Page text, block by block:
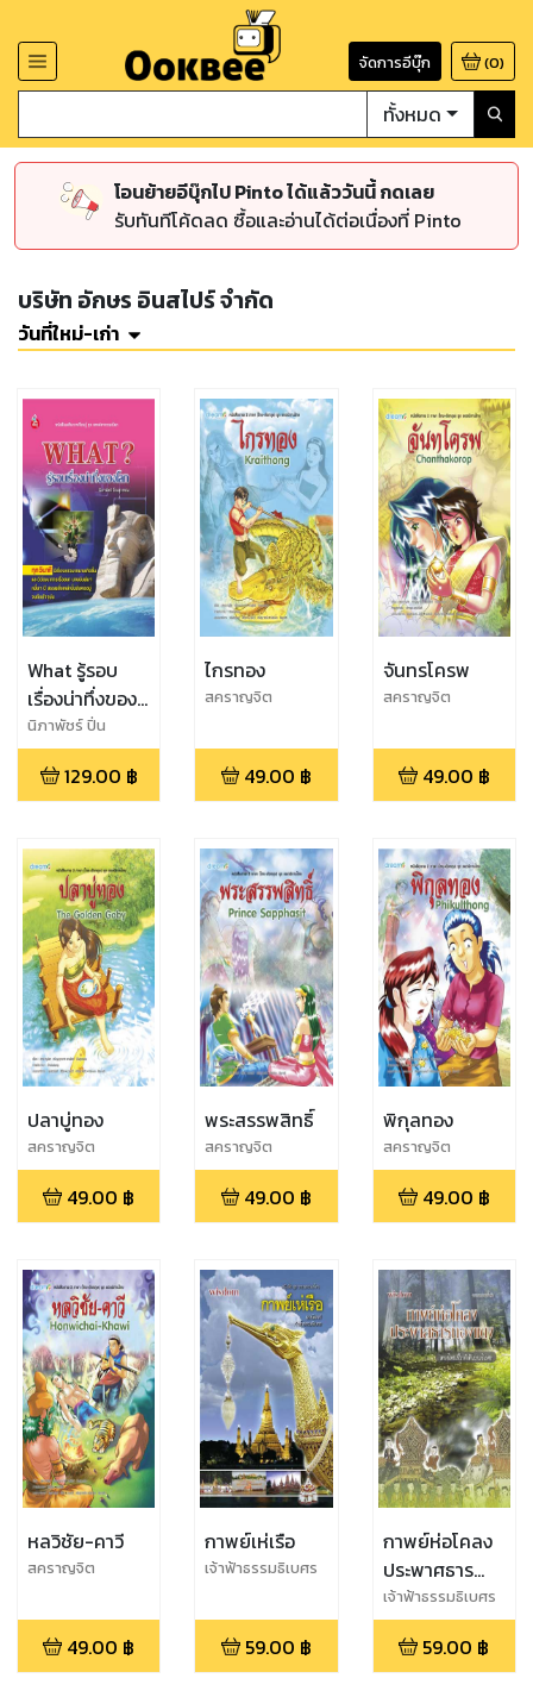
จัดการอีบุ๊ก (0)
ทั้งหมด
โอนย้ายอีบุ๊กไป Pinto ได้แล้ววันนี้ กดเลย
รับทันทีโค้ดลด ซื้อและอ่านได้ต่อเนื่องที่ Pinto
บริษัท อักษร อินสไปร์ จำกัด
วันที่ใหม่-เก่า
What รู้รอบ
เรื่องน่าทึ่งของ
โลก
นิภาพัชร์ ปิ่น
สุวรรณ
129.00 ฿
ไกรทอง
สคราญจิต
พัชร์ ปิ่นสุวรรณ
49.00 ฿
จันทรโครพ
สคราญจิต
พัชร์ ปิ่นสุวรรณ
49.00 ฿
ปลาบู่ทอง
สคราญจิต
ศรัญญามาศ/ณ
พัชร์ ปิ่นสุวรรณ
49.00 ฿
พระสรรพสิทธิ์
สคราญจิต
ศรัญญามาศ/ณ
พัชร์ ปิ่นสุวรรณ
49.00 ฿
พิกุลทอง
สคราญจิต
ศรัญญามาศ/ณ
พัชร์ ปิ่นสุวรรณ
49.00 ฿
หลวิชัย-คาวี
สคราญจิต
พัชร์ ปิ่นสุวรรณ
49.00 ฿
กาพย์เห่เรือ
เจ้าฟ้าธรรมธิเบศร
59.00 ฿
กาพย์ห่อโคลง
ประพาศธาร
ทองแดง
เจ้าฟ้าธรรมธิเบศร
59.00 ฿